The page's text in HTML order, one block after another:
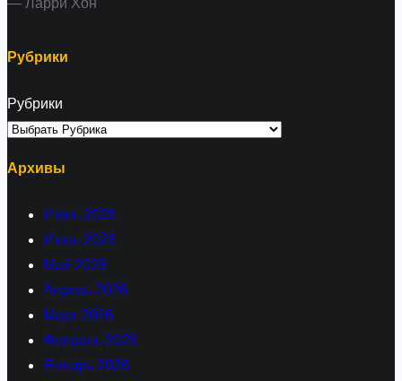
Рубрики
Рубрики
Архивы
Июль 2026
Июнь 2026
Май 2026
Апрель 2026
Март 2026
Февраль 2026
Январь 2026